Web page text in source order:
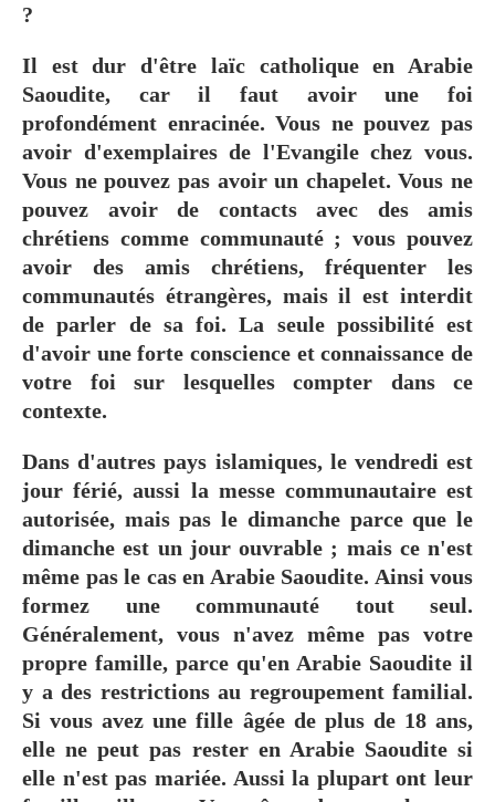
?
Il est dur d'être laïc catholique en Arabie
Saoudite, car il faut avoir une foi
profondément enracinée. Vous ne pouvez pas
avoir d'exemplaires de l'Evangile chez vous.
Vous ne pouvez pas avoir un chapelet. Vous ne
pouvez avoir de contacts avec des amis
chrétiens comme communauté ; vous pouvez
avoir des amis chrétiens, fréquenter les
communautés étrangères, mais il est interdit
de parler de sa foi. La seule possibilité est
d'avoir une forte conscience et connaissance de
votre foi sur lesquelles compter dans ce
contexte.
Dans d'autres pays islamiques, le vendredi est
jour férié, aussi la messe communautaire est
autorisée, mais pas le dimanche parce que le
dimanche est un jour ouvrable ; mais ce n'est
même pas le cas en Arabie Saoudite. Ainsi vous
formez une communauté tout seul.
Généralement, vous n'avez même pas votre
propre famille, parce qu'en Arabie Saoudite il
y a des restrictions au regroupement familial.
Si vous avez une fille âgée de plus de 18 ans,
elle ne peut pas rester en Arabie Saoudite si
elle n'est pas mariée. Aussi la plupart ont leur